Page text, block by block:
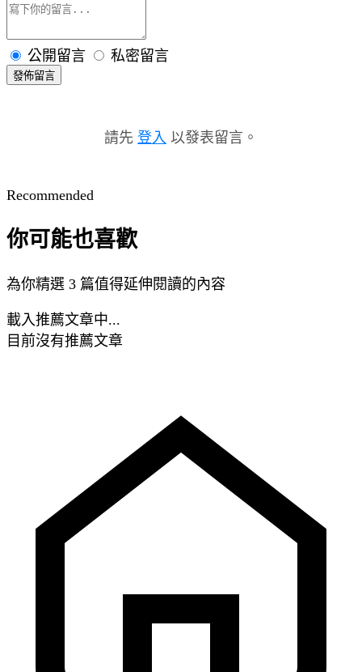
公開留言 私密留言
發佈留言
請先 登入 以發表留言。
Recommended
你可能也喜歡
為你精選 3 篇值得延伸閱讀的內容
載入推薦文章中...
目前沒有推薦文章